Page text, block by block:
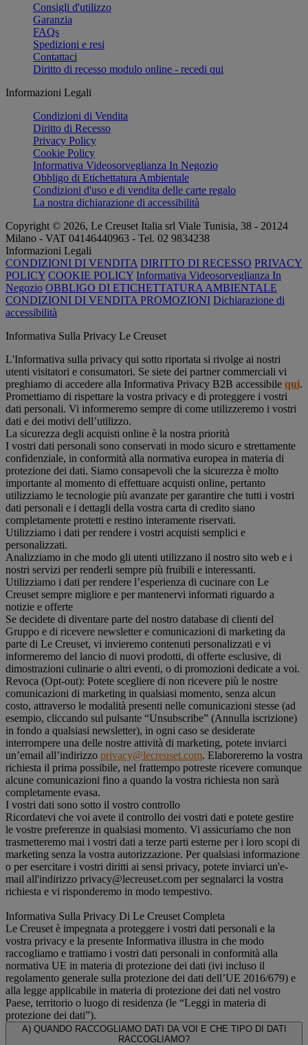
Consigli d'utilizzo
Garanzia
FAQs
Spedizioni e resi
Contattaci
Diritto di recesso modulo online - recedi qui
Informazioni Legali
Condizioni di Vendita
Diritto di Recesso
Privacy Policy
Cookie Policy
Informativa Videosorveglianza In Negozio
Obbligo di Etichettatura Ambientale
Condizioni d'uso e di vendita delle carte regalo
La nostra dichiarazione di accessibilità
Copyright © 2026, Le Creuset Italia srl ​​Viale Tunisia, 38 - 20124
Milano - VAT 04146440963 - Tel. 02 9834238
Informazioni Legali
CONDIZIONI DI VENDITA DIRITTO DI RECESSO PRIVACY
POLICY COOKIE POLICY Informativa Videosorveglianza In
Negozio OBBLIGO DI ETICHETTATURA AMBIENTALE
CONDIZIONI DI VENDITA PROMOZIONI Dichiarazione di
accessibilità
Informativa Sulla Privacy Le Creuset
L'Informativa sulla privacy qui sotto riportata si rivolge ai nostri
utenti visitatori e consumatori. Se siete dei partner commerciali vi
preghiamo di accedere alla Informativa Privacy B2B accessibile qui.
Promettiamo di rispettare la vostra privacy e di proteggere i vostri
dati personali. Vi informeremo sempre di come utilizzeremo i vostri
dati e dei motivi dell’utilizzo.
La sicurezza degli acquisti online è la nostra priorità
I vostri dati personali sono conservati in modo sicuro e strettamente
confidenziale, in conformità alla normativa europea in materia di
protezione dei dati. Siamo consapevoli che la sicurezza è molto
importante al momento di effettuare acquisti online, pertanto
utilizziamo le tecnologie più avanzate per garantire che tutti i vostri
dati personali e i dettagli della vostra carta di credito siano
completamente protetti e restino interamente riservati.
Utilizziamo i dati per rendere i vostri acquisti semplici e
personalizzati.
Analizziamo in che modo gli utenti utilizzano il nostro sito web e i
nostri servizi per renderli sempre più fruibili e interessanti.
Utilizziamo i dati per rendere l’esperienza di cucinare con Le
Creuset sempre migliore e per mantenervi informati riguardo a
notizie e offerte
Se decidete di diventare parte del nostro database di clienti del
Gruppo e di ricevere newsletter e comunicazioni di marketing da
parte di Le Creuset, vi invieremo contenuti personalizzati e vi
informeremo del lancio di nuovi prodotti, di offerte esclusive, di
dimostrazioni culinarie o altri eventi, o di promozioni dedicate a voi.
Revoca (Opt-out): Potete scegliere di non ricevere più le nostre
comunicazioni di marketing in qualsiasi momento, senza alcun
costo, attraverso le modalità presenti nelle comunicazioni stesse (ad
esempio, cliccando sul pulsante “Unsubscribe” (Annulla iscrizione)
in fondo a qualsiasi newsletter), in ogni caso se desiderate
interrompere una delle nostre attività di marketing, potete inviarci
un’email all’indirizzo privacy@lecreuset.com. Elaboreremo la vostra
richiesta il prima possibile, nel frattempo potreste ricevere comunque
alcune comunicazioni fino a quando la vostra richiesta non sarà
completamente evasa.
I vostri dati sono sotto il vostro controllo
Ricordatevi che voi avete il controllo dei vostri dati e potete gestire
le vostre preferenze in qualsiasi momento. Vi assicuriamo che non
trasmetteremo mai i vostri dati a terze parti esterne per i loro scopi di
marketing senza la vostra autorizzazione. Per qualsiasi informazione
o per esercitare i vostri diritti ai sensi privacy, potete inviarci un'e-
mail all'indirizzo privacy@lecreuset.com per segnalarci la vostra
richiesta e vi risponderemo in modo tempestivo.
Informativa Sulla Privacy Di Le Creuset Completa
Le Creuset è impegnata a proteggere i vostri dati personali e la
vostra privacy e la presente Informativa illustra in che modo
raccogliamo e trattiamo i vostri dati personali in conformità alla
normativa UE in materia di protezione dei dati (ivi incluso il
regolamento generale sulla protezione dei dati dell’UE 2016/679) e
alla legge applicabile in materia di protezione dei dati nel vostro
Paese, territorio o luogo di residenza (le “Leggi in materia di
protezione dei dati”).
A) QUANDO RACCOGLIAMO DATI DA VOI E CHE TIPO DI DATI
RACCOGLIAMO?